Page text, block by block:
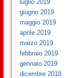
luglio 2019
giugno 2019
maggio 2019
aprile 2019
marzo 2019
febbraio 2019
gennaio 2019
dicembre 2018